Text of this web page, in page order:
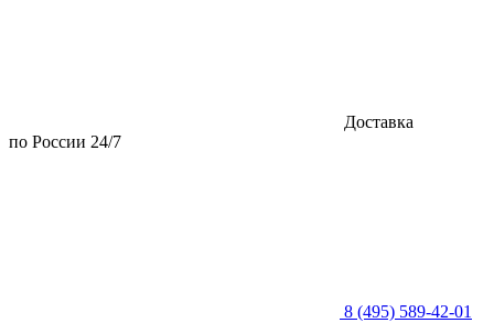
Доставка
по России 24/7
8 (495) 589-42-01